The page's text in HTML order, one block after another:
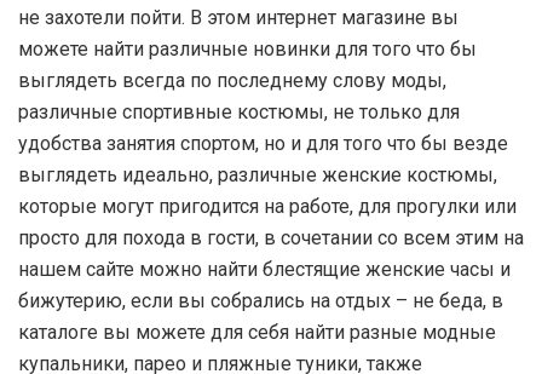
не захотели пойти. В этом интернет магазине вы
можете найти различные новинки для того что бы
выглядеть всегда по последнему слову моды,
различные спортивные костюмы, не только для
удобства занятия спортом, но и для того что бы везде
выглядеть идеально, различные женские костюмы,
которые могут пригодится на работе, для прогулки или
просто для похода в гости, в сочетании со всем этим на
нашем сайте можно найти блестящие женские часы и
бижутерию, если вы собрались на отдых – не беда, в
каталоге вы можете для себя найти разные модные
купальники, парео и пляжные туники, также